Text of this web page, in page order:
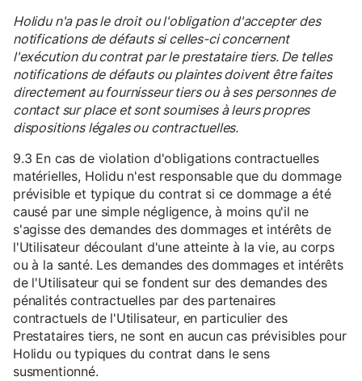
Holidu n'a pas le droit ou l'obligation d'accepter des
notifications de défauts si celles-ci concernent
l'exécution du contrat par le prestataire tiers. De telles
notifications de défauts ou plaintes doivent être faites
directement au fournisseur tiers ou à ses personnes de
contact sur place et sont soumises à leurs propres
dispositions légales ou contractuelles.
9.3 En cas de violation d'obligations contractuelles
matérielles, Holidu n'est responsable que du dommage
prévisible et typique du contrat si ce dommage a été
causé par une simple négligence, à moins qu'il ne
s'agisse des demandes des dommages et intérêts de
l'Utilisateur découlant d'une atteinte à la vie, au corps
ou à la santé. Les demandes des dommages et intérêts
de l'Utilisateur qui se fondent sur des demandes des
pénalités contractuelles par des partenaires
contractuels de l'Utilisateur, en particulier des
Prestataires tiers, ne sont en aucun cas prévisibles pour
Holidu ou typiques du contrat dans le sens
susmentionné.